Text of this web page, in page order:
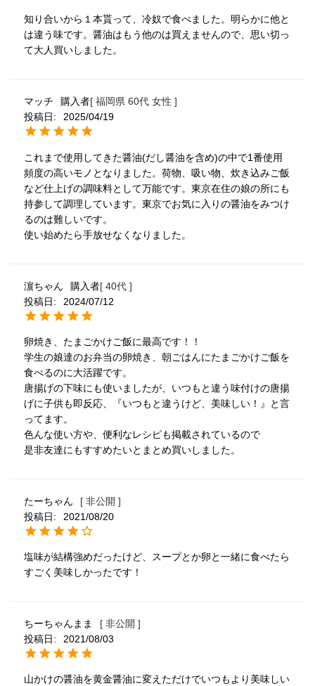
知り合いから１本貰って、冷奴で食べました。明らかに他と
は違う味です。醤油はもう他のは買えませんので、思い切っ
て大人買いしました。
マッチ 購入者 福岡県 60代 女性
投稿日
2025/04/19
これまで使用してきた醤油(だし醤油を含め)の中で1番使用
頻度の高いモノとなりました。荷物、吸い物、炊き込みご飯
など仕上げの調味料として万能です。東京在住の娘の所にも
持参して調理しています。東京でお気に入りの醤油をみつけ
るのは難しいです。
使い始めたら手放せなくなりました。
濵ちゃん 購入者 40代
投稿日
2024/07/12
卵焼き、たまごかけご飯に最高です！！
学生の娘達のお弁当の卵焼き、朝ごはんにたまごかけご飯を
食べるのに大活躍です。
唐揚げの下味にも使いましたが、いつもと違う味付けの唐揚
げに子供も即反応、『いつもと違うけど、美味しい！』と言
ってます。
色んな使い方や、便利なレシピも掲載されているので
是非友達にもすすめたいとまとめ買いしました。
たーちゃん
非公開
投稿日
2021/08/20
塩味が結構強めだったけど、スープとか卵と一緒に食べたら
すごく美味しかったです！
ちーちゃんまま
非公開
投稿日
2021/08/03
山かけの醤油を黄金醤油に変えただけでいつもより美味しい